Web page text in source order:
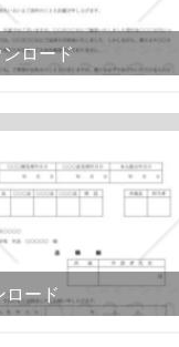
ロード
ロード